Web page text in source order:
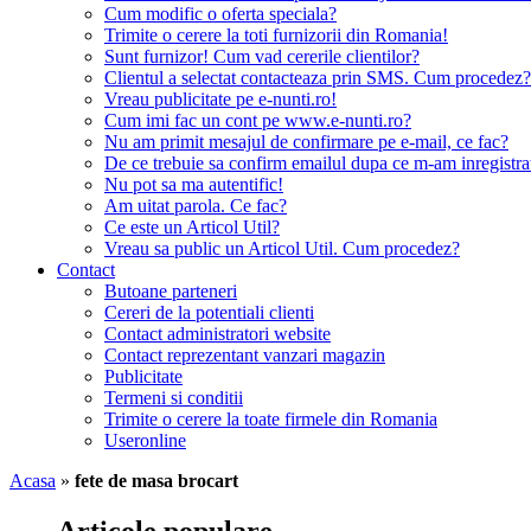
Cum modific o oferta speciala?
Trimite o cerere la toti furnizorii din Romania!
Sunt furnizor! Cum vad cererile clientilor?
Clientul a selectat contacteaza prin SMS. Cum procedez?
Vreau publicitate pe e-nunti.ro!
Cum imi fac un cont pe www.e-nunti.ro?
Nu am primit mesajul de confirmare pe e-mail, ce fac?
De ce trebuie sa confirm emailul dupa ce m-am
Nu pot sa ma autentific!
Am uitat parola. Ce fac?
Ce este un Articol Util?
Vreau sa public un Articol Util. Cum procedez?
Contact
Butoane parteneri
Cereri de la potentiali clienti
Contact administratori website
Contact reprezentant vanzari magazin
Publicitate
Termeni si conditii
Trimite o cerere la toate firmele din Romania
Useronline
Acasa » fete de masa brocart